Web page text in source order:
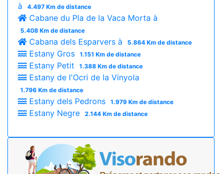
à
4.497 Km de distance
Cabane du Pla de la Vaca Morta à
5.408 Km de distance
Cabana dels Esparvers à 5.864 Km de distance
Estany Gros 1.151 Km de distance
Estany Petit 1.388 Km de distance
Estany de l'Ocri de la Vinyola
1.796 Km de distance
Estany dels Pedrons 1.979 Km de distance
Estany Negre 2.144 Km de distance